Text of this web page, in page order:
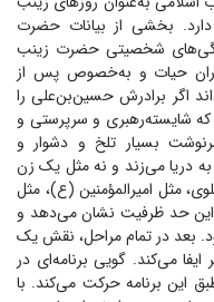
بخشی از بیانات حضرت
شخصیتی حضرت زینب
حیات و به‌خصوص پس از
اگر برادرش حسین‌بن‌علی را
شایسته‌رهبری و سرپرستی و
بسیار تلخ و دشوار و
دریا می‌زند و نه مثل یک زن
مثل امیرالمؤمنین (ع)، مثل
حد ظرفیت نشان می‌دهد و
بعد در تمام مراحل، نقش یک
می‌کند. گویی برنامه‌ای در
این برنامه حرکت می‌کند. با